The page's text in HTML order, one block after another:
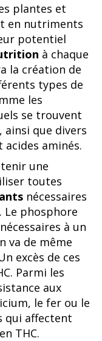
plantes et
en nutriments
potentiel
à chaque
la création de
types de
les
se trouvent
que divers
aminés.
une
toutes
nécessaires
Le phosphore
à un
va de même
excès de ces
Parmi les
aux
le fer ou le
qui affectent
THC.